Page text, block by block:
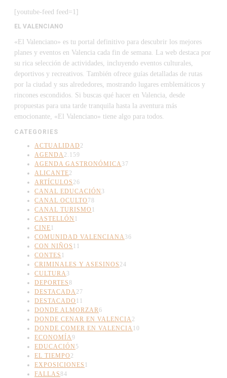
[youtube-feed feed=1]
EL VALENCIANO
«El Valenciano» es tu portal definitivo para descubrir los mejores
planes y eventos en Valencia cada fin de semana. La web destaca por
su rica selección de actividades, incluyendo eventos culturales,
deportivos y recreativos. También ofrece guías detalladas de rutas
por la ciudad y sus alrededores, mostrando lugares emblemáticos y
rincones escondidos. Si buscas qué hacer en Valencia, desde
propuestas para una tarde tranquila hasta la aventura más
emocionante, «El Valenciano» tiene algo para todos.
CATEGORIES
ACTUALIDAD 2
AGENDA2.159
AGENDA GASTRONÓMICA37
ALICANTE2
ARTÍCULOS 26
CANAL EDUCACIÓN 3
CANAL OCULTO 78
CANAL TURISMO 1
CASTELLÓN 1
CINE1
COMUNIDAD VALENCIANA36
CON NIÑOS 11
CONTES 1
CRIMINALES Y ASESINOS 24
CULTURA3
DEPORTES8
DESTACADA27
DESTACADO 11
DONDE ALMORZAR6
DONDE CENAR EN VALENCIA2
DONDE COMER EN VALENCIA10
ECONOMÍA9
EDUCACIÓN 5
EL TIEMPO 2
EXPOSICIONES 1
FALLAS84